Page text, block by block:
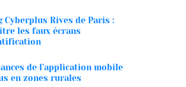
Cyberplus Rives de Paris :
les faux écrans
de l’application mobile
en zones rurales